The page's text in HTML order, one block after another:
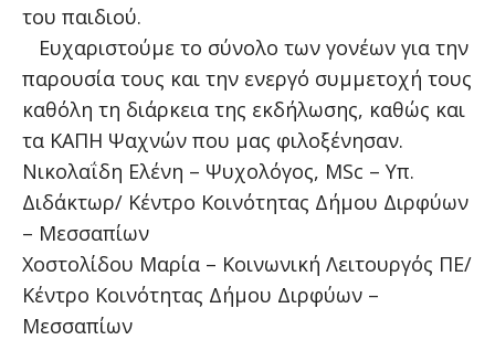
του παιδιού.
Ευχαριστούμε το σύνολο των γονέων για την
παρουσία τους και την ενεργό συμμετοχή τους
καθόλη τη διάρκεια της εκδήλωσης, καθώς και
τα ΚΑΠΗ Ψαχνών που μας φιλοξένησαν.
Νικολαΐδη Ελένη – Ψυχολόγος, MSc – Yπ.
Διδάκτωρ/ Κέντρο Κοινότητας Δήμου Διρφύων
– Μεσσαπίων
Χοστολίδου Μαρία – Κοινωνική Λειτουργός ΠΕ/
Κέντρο Κοινότητας Δήμου Διρφύων –
Μεσσαπίων